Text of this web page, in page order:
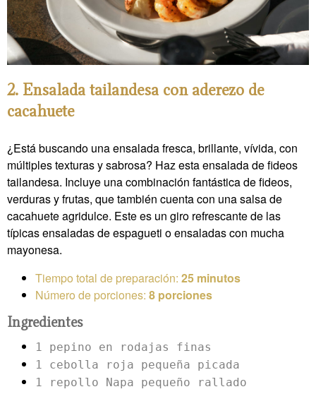
2. Ensalada tailandesa con aderezo de
cacahuete
¿Está buscando una ensalada fresca, brillante, vívida, con
múltiples texturas y sabrosa? Haz esta ensalada de fideos
tailandesa. Incluye una combinación fantástica de fideos,
verduras y frutas, que también cuenta con una salsa de
cacahuete agridulce. Este es un giro refrescante de las
típicas ensaladas de espagueti o ensaladas con mucha
mayonesa.
Tiempo total de preparación: 25 minutos
Número de porciones: 8 porciones
Ingredientes
1 pepino en rodajas finas
1 cebolla roja pequeña picada
1 repollo Napa pequeño rallado